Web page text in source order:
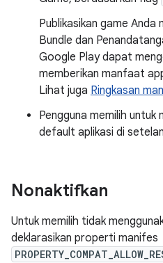
Publikasikan game Anda
Bundle dan
Google Play dapat
memberikan manfaat
Lihat juga Ringkasan
Pengguna memilih untuk
default aplikasi di
Nonaktifkan
Untuk memilih tidak
deklarasikan properti manifes